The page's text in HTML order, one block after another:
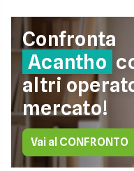
Confronta
Acantho
altri
mercato!
Vai al CONFRONTO